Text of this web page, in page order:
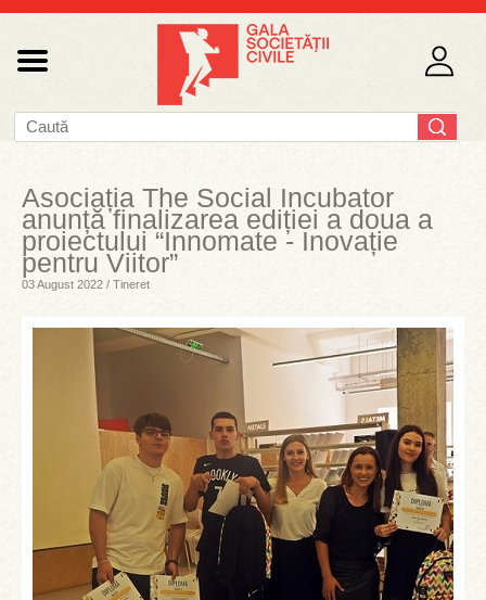
Asociația The Social Incubator
anunță finalizarea ediției a doua a
proiectului “Innomate - Inovație
pentru Viitor”
03 August 2022 / Tineret